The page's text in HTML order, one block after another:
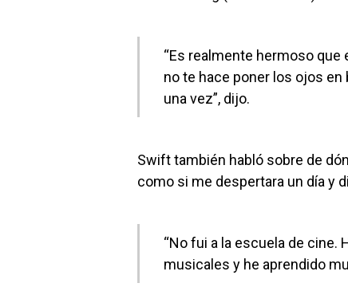
“Es realmente hermoso que
no te hace poner los ojos
una vez”, dijo.
Swift también habló sobre de
como si me despertara un día y
“No fui a la escuela de cine.
musicales y he aprendido